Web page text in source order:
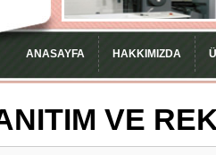
ANASAYFA HAKKIMIZDA
VE